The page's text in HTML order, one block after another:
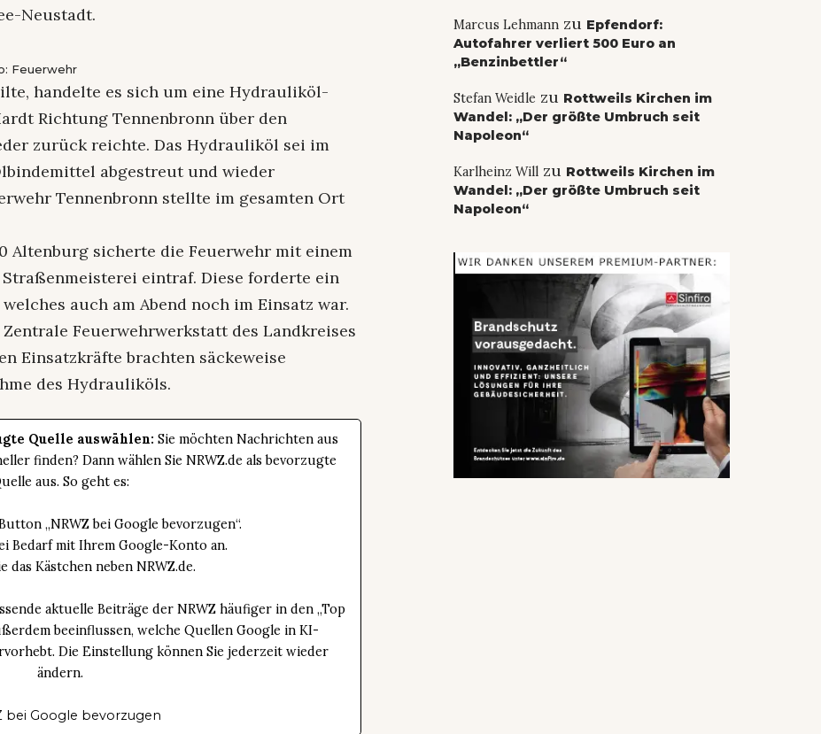
Neustadt.
Feuerwehr
handelte es sich um eine Hydrauliköl-
Richtung Tennenbronn über den
zurück reichte. Das Hydrauliköl sei im
abgestreut und wieder
Tennenbronn stellte im gesamten Ort
Altenburg sicherte die Feuerwehr mit einem
eintraf. Diese forderte ein
auch am Abend noch im Einsatz war.
Feuerwehrwerkstatt des Landkreises
Einsatzkräfte brachten säckeweise
des Hydrauliköls.
Quelle auswählen: Sie möchten Nachrichten aus
finden? Dann wählen Sie NRWZ.de als bevorzugte
aus. So geht es:
„NRWZ bei Google bevorzugen“.
Bedarf mit Ihrem Google-Konto an.
das Kästchen neben NRWZ.de.
aktuelle Beiträge der NRWZ häufiger in den „Top
beeinflussen, welche Quellen Google in KI-
Die Einstellung können Sie jederzeit wieder
ändern.
bei Google bevorzugen
Marcus Lehmannzu Epfendorf:
Autofahrer verliert 500 Euro an
„Benzinbettler“
Stefan Weidle zu Rottweils Kirchen im
Wandel: „Der größte Umbruch seit
Napoleon“
Karlheinz Willzu Rottweils Kirchen im
Wandel: „Der größte Umbruch seit
Napoleon“